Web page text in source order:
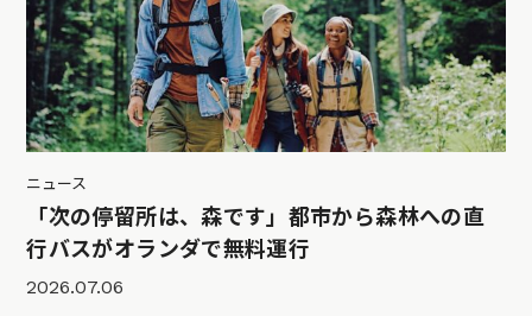
ニュース
「次の停留所は、森です」都市から森林への直
行バスがオランダで無料運行
2026.07.06